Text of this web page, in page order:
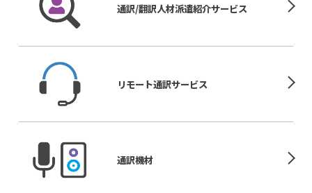
通訳/翻訳人材派遣紹介サービス
リモート通訳サービス
通訳機材